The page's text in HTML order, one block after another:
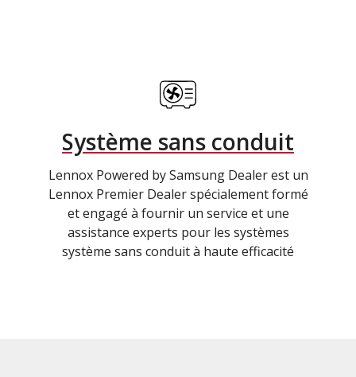
Système sans conduit
Lennox Powered by Samsung Dealer est un
Lennox Premier Dealer spécialement formé
et engagé à fournir un service et une
assistance experts pour les systèmes
système sans conduit à haute efficacité